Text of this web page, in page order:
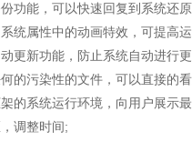
功能，可以快速回复到系统还
统属性中的动画特效，可提高
更新功能，防止系统自动进行
的污染性的文件，可以直接的看
的系统运行环境，向用户展示最
调整时间;